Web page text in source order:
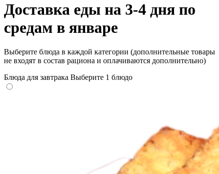
Доставка еды на 3-4 дня по
средам в январе
Выберите блюда в каждой категории (дополнительные товары
не входят в состав рациона и оплачиваются дополнительно)
Блюда для завтрака Выберите 1 блюдо